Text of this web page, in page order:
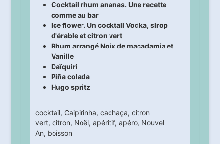
Cocktail rhum ananas. Une recette
comme au bar
Ice flower. Un cocktail Vodka, sirop
d'érable et citron vert
Rhum arrangé Noix de macadamia et
Vanille
Daïquiri
Piña colada
Hugo spritz
cocktail, Caipirinha, cachaça, citron
vert, citron, Noël, apéritif, apéro, Nouvel
An, boisson